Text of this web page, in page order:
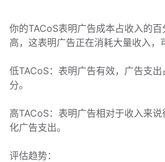
你的TACoS表明广告成本占收入的
高，这表明广告正在消耗大量收入，
低TACoS：表明广告有效，广告支
分。
高TACoS：表明广告相对于收入来
化广告支出。
评估趋势：